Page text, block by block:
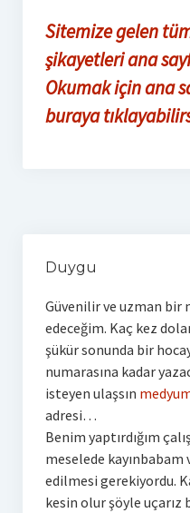
Sitemize gelen
şikayetleri ana
Okumak için ana
buraya
Duygu
Güvenilir ve uzman bir
edeceğim. Kaç kez
şükür sonunda bir
numarasına kadar
isteyen ulaşsın
adresi…
Benim yaptırdığım
meselede kayınbabam
edilmesi gerekiyordu.
kesin olur şöyle uçarız